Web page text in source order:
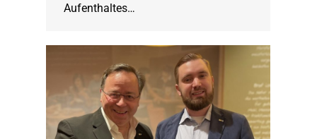
Aufenthaltes…